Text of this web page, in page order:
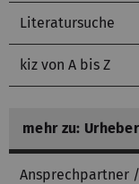
Literatursuche
kiz von A bis Z
mehr zu:
Ansprechpartner